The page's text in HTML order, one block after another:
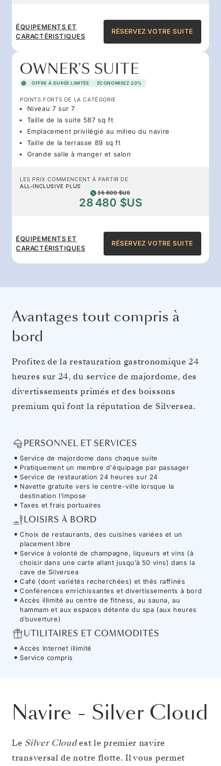
ÉQUIPEMENTS ET
CARACTÉRISTIQUES
RÉSERVEZ VOTRE SUITE
OWNER'S SUITE
OFFRE À DURÉE LIMITÉE ÉCONOMISEZ 20%
POINTS FORTS DE LA CATÉGORIE
Niveau 7 sur 7
Taille de la suite 587 sq ft
Emplacement privilégié au milieu du navire
Taille de la terrasse 89 sq ft
Grande salle à manger et salon
LES PRIX COMMENCENT À PARTIR DE
ALL-INCLUSIVE PLUS
35 600 $US
28 480 $US
ÉQUIPEMENTS ET
CARACTÉRISTIQUES
RÉSERVEZ VOTRE SUITE
Avantages tout compris à
bord
Profitez de la restauration gastronomique 24
heures sur 24, du service de majordome, des
divertissements primés et des boissons
premium qui font la réputation de Silversea.
PERSONNEL ET SERVICES
Service de majordome dans chaque suite
Pratiquement un membre d'équipage par passager
Service de restauration 24 heures sur 24
Navette gratuite vers le centre-ville lorsque la
destination l’impose
Taxes et frais portuaires
LOISIRS À BORD
Choix de restaurants, des cuisines variées et un
placement libre
Service à volonté de champagne, liqueurs et vins (à
choisir dans une carte allant jusqu’à 50 vins) dans la
cave de Silversea
Café (dont variétés recherchées) et thés raffinés
Conférences enrichissantes et divertissements à bord
Accès illimité au centre de fitness, au sauna, au
hammam et aux espaces détente du spa (aux heures
d’ouverture)
UTILITAIRES ET COMMODITÉS
Accès Internet illimité
Service compris
Navire - Silver Cloud
Le Silver Cloudest le premier navire
transversal de notre flotte. Il vous permet